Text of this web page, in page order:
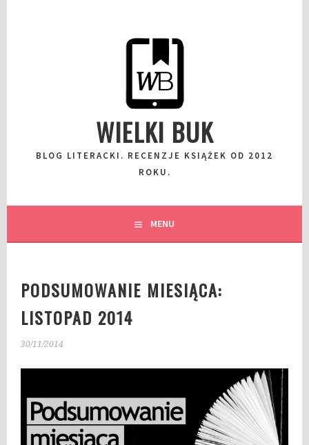
WIELKI BUK
BLOG LITERACKI. RECENZJE KSIĄŻEK OD 2012
ROKU.
MENU
PODSUMOWANIE MIESIĄCA:
LISTOPAD 2014
30/11/2014